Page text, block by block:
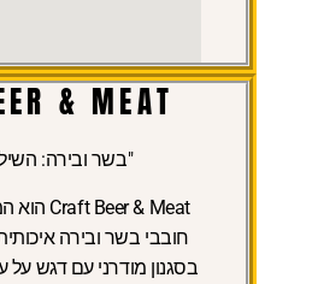
& MEAT
"בשר ובירה:
Craft Beer & Meat הוא
חובבי בשר ובירה
בסגנון מודרני עם דגש על